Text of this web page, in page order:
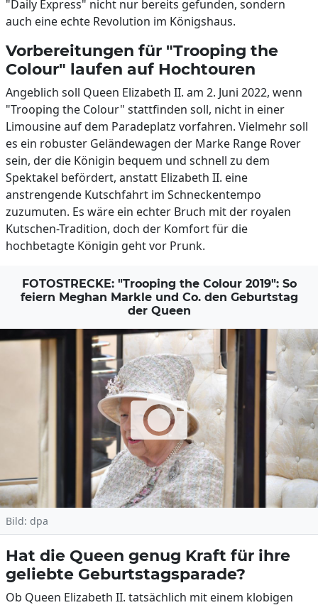
"Daily Express" nicht nur bereits gefunden, sondern
auch eine echte Revolution im Königshaus.
Vorbereitungen für "Trooping the
Colour" laufen auf Hochtouren
Angeblich soll Queen Elizabeth II. am 2. Juni 2022, wenn
"Trooping the Colour" stattfinden soll, nicht in einer
Limousine auf dem Paradeplatz vorfahren. Vielmehr soll
es ein robuster Geländewagen der Marke Range Rover
sein, der die Königin bequem und schnell zu dem
Spektakel befördert, anstatt Elizabeth II. eine
anstrengende Kutschfahrt im Schneckentempo
zuzumuten. Es wäre ein echter Bruch mit der royalen
Kutschen-Tradition, doch der Komfort für die
hochbetagte Königin geht vor Prunk.
FOTOSTRECKE: "Trooping the Colour 2019": So
feiern Meghan Markle und Co. den Geburtstag
der Queen
Bild: dpa
Hat die Queen genug Kraft für ihre
geliebte Geburtstagsparade?
Ob Queen Elizabeth II. tatsächlich mit einem klobigen